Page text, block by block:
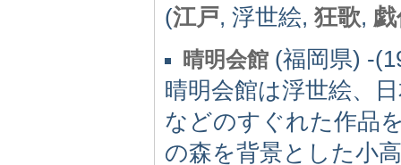
(江戸, 浮世絵, 狂歌,
晴明会館 (福岡県) -
晴明会館は浮世絵、
などのすぐれた作品
の森を背景とした小